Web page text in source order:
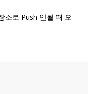
소로 Push 안될 때 오